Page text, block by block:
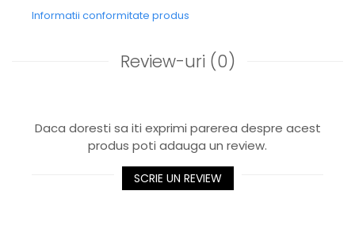
Informatii conformitate produs
Review-uri (0)
Daca doresti sa iti exprimi parerea despre acest
produs poti adauga un review.
SCRIE UN REVIEW